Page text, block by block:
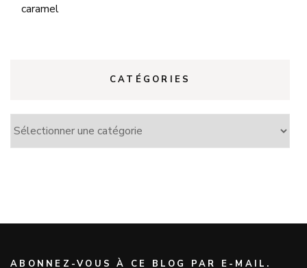
caramel
CATÉGORIES
Catégories
ABONNEZ-VOUS À CE BLOG PAR E-MAIL.